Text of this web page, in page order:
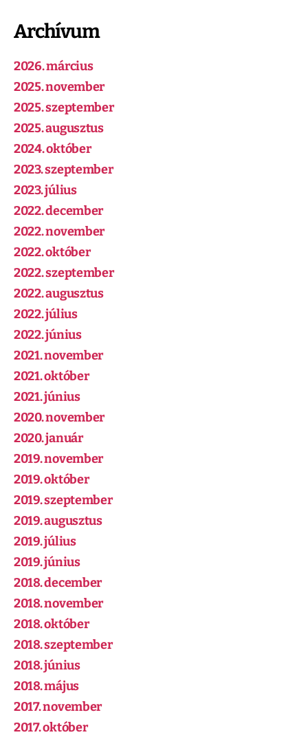
Archívum
2026. március
2025. november
2025. szeptember
2025. augusztus
2024. október
2023. szeptember
2023. július
2022. december
2022. november
2022. október
2022. szeptember
2022. augusztus
2022. július
2022. június
2021. november
2021. október
2021. június
2020. november
2020. január
2019. november
2019. október
2019. szeptember
2019. augusztus
2019. július
2019. június
2018. december
2018. november
2018. október
2018. szeptember
2018. június
2018. május
2017. november
2017. október